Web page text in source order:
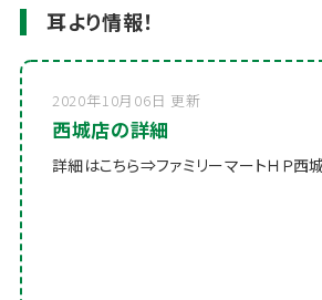
耳より情報！
2020年10月06日 更新
西城店の詳細
詳細はこちら⇒ファミリーマートＨＰ西